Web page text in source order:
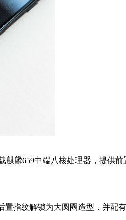
麟659中端八核处理器，提供前
指纹解锁为大圆圈造型，并配